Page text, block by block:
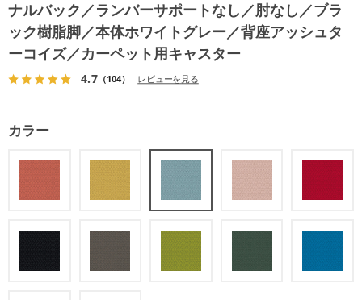
ナルバック／ランバーサポートなし／肘なし／ブラ
ック樹脂脚／本体ホワイトグレー／背座アッシュタ
ーコイズ／カーペット用キャスター
4.7（104） レビューを見る
カラー